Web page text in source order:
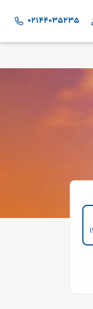
02144035235